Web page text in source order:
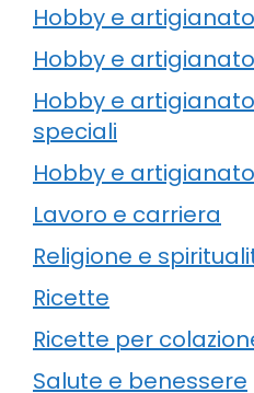
Hobby e
Hobby e
Hobby e
speciali
Hobby e
Lavoro e carriera
Religione e
Ricette
Ricette per
Salute e benessere